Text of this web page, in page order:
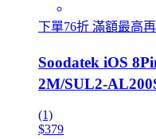
下單76折 滿額最高
Soodatek iOS
2M/SUL2-
(1)
$379